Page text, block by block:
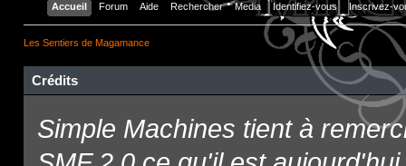
Accueil Forum Aide Rechercher Media Identifiez-vous Inscrivez-
Les Sentiers de Magamance
Crédits
Simple Machines tient à